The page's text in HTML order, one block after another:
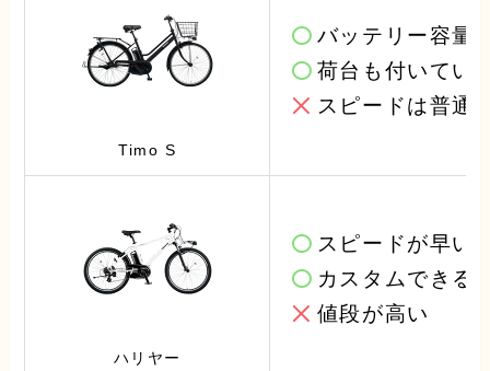
Timo S
バッテリー容量
荷台も付いてい
スピードは普通
ハリヤー
スピードが早い
カスタムできる
値段が高い